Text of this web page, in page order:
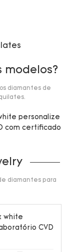
modelos?
diamantes de
diamantes para